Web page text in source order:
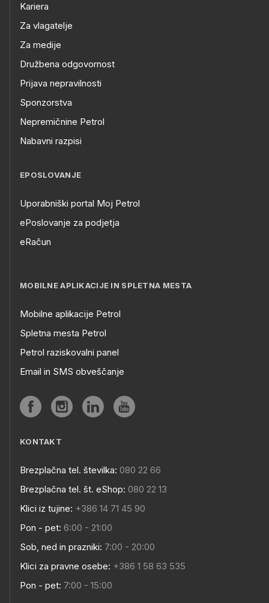
Kariera
Za vlagatelje
Za medije
Družbena odgovornost
Prijava nepravilnosti
Sponzorstva
Nepremičnine Petrol
Nabavni razpisi
EPOSLOVANJE
Uporabniški portal Moj Petrol
ePoslovanje za podjetja
eRačun
MOBILNE APLIKACIJE IN SPLETNA MESTA
Mobilne aplikacije Petrol
Spletna mesta Petrol
Petrol raziskovalni panel
Email in SMS obveščanje
KONTAKT
Brezplačna tel. številka: 080 22 66
Brezplačna tel. št. eShop: 080 22 13
Klici iz tujine: +386 14 71 45 90
Pon - pet: 6:00 - 21:00
Sob, ned in prazniki: 7:00 - 20:00
Klici za pravne osebe: +386 1 58 63 535
Pon - pet: 7:00 - 15:00